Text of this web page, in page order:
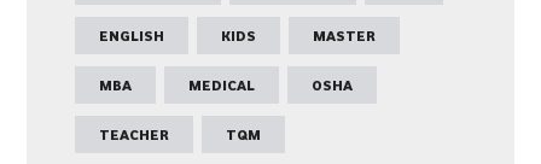
ENGLISH
KIDS
MASTER
MBA
MEDICAL
OSHA
TEACHER
TQM